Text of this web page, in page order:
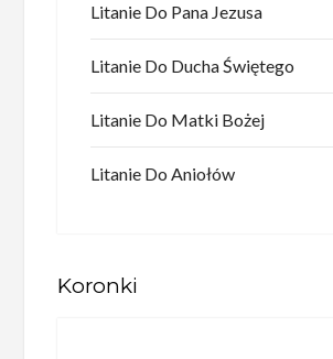
Litanie Do Pana Jezusa
Litanie Do Ducha Świętego
Litanie Do Matki Bożej
Litanie Do Aniołów
Koronki